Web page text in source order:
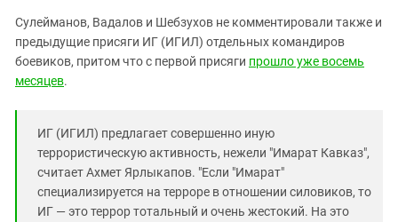
Сулейманов, Вадалов и Шебзухов не комментировали также и
предыдущие присяги ИГ (ИГИЛ) отдельных командиров
боевиков, притом что с первой присяги прошло уже восемь
месяцев.
ИГ (ИГИЛ) предлагает совершенно иную
террористическую активность, нежели "Имарат Кавказ",
считает Ахмет Ярлыкапов. "Если "Имарат"
специализируется на терроре в отношении силовиков, то
ИГ — это террор тотальный и очень жестокий. На это